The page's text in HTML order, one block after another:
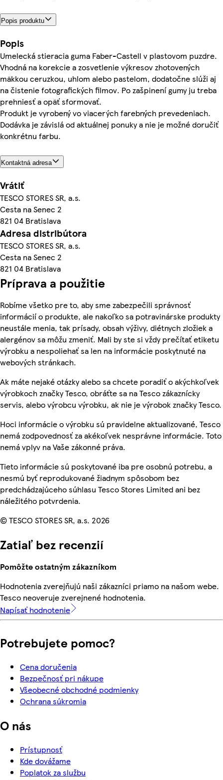
Popis produktu
Popis
Umelecká stieracia guma Faber-Castell v plastovom puzdre.
Vhodná na korekcie a zosvetlenie výkresov zhotovených
mäkkou ceruzkou, uhlom alebo pastelom, dodatočne slúži aj
na čistenie fotografických filmov. Po zašpinení gumy ju treba
prehniesť a opäť sformovať.
Produkt je vyrobený vo viacerých farebných prevedeniach.
Dodávka je závislá od aktuálnej ponuky a nie je možné doručiť
konkrétnu farbu.
Kontaktná adresa
Vrátiť
TESCO STORES SR, a.s.
Cesta na Senec 2
821 04 Bratislava
Adresa distribútora
TESCO STORES SR, a.s.
Cesta na Senec 2
821 04 Bratislava
Príprava a použitie
Robíme všetko pre to, aby sme zabezpečili správnosť
informácií o produkte, ale nakoľko sa potravinárske produkty
neustále menia, tak prísady, obsah výživy, diétnych zložiek a
alergénov sa môžu zmeniť. Mali by ste si vždy prečítať etiketu
výrobku a nespoliehať sa len na informácie poskytnuté na
webových stránkach.
Ak máte nejaké otázky alebo sa chcete poradiť o akýchkoľvek
výrobkoch značky Tesco, obráťte sa na Tesco zákaznícky
servis, alebo výrobcu výrobku, ak nie je výrobok značky Tesco.
Hoci informácie o výrobku sú pravidelne aktualizované, Tesco
nemá zodpovednosť za akékoľvek nesprávne informácie. Toto
nemá vplyv na Vaše zákonné práva.
Tieto informácie sú poskytované iba pre osobnú potrebu, a
nesmú byť reprodukované žiadnym spôsobom bez
predchádzajúceho súhlasu Tesco Stores Limited ani bez
náležitého potvrdenia.
© TESCO STORES SR, a.s. 2026
Zatiaľ bez recenzií
Pomôžte ostatným zákazníkom
Hodnotenia zverejňujú naši zákazníci priamo na našom webe.
Tesco neoveruje zverejnené hodnotenia.
Napísať hodnotenie
Potrebujete pomoc?
Cena doručenia
Bezpečnosť pri nákupe
Všeobecné obchodné podmienky
Ochrana súkromia
O nás
Prístupnosť
Kde dovážame
Poplatok za službu